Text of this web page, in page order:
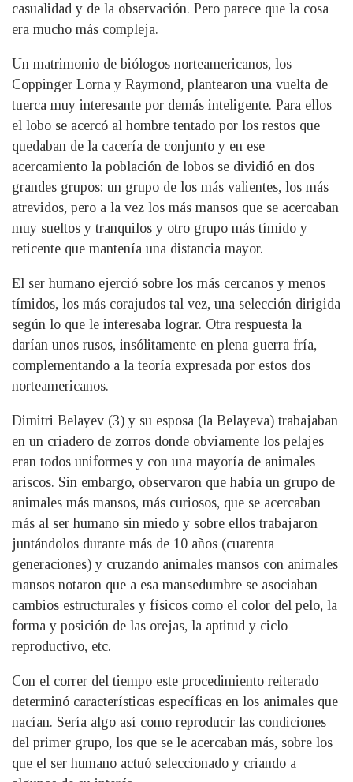
casualidad y de la observación. Pero parece que la cosa
era mucho más compleja.
Un matrimonio de biólogos norteamericanos, los
Coppinger Lorna y Raymond, plantearon una vuelta de
tuerca muy interesante por demás inteligente. Para ellos
el lobo se acercó al hombre tentado por los restos que
quedaban de la cacería de conjunto y en ese
acercamiento la población de lobos se dividió en dos
grandes grupos: un grupo de los más valientes, los más
atrevidos, pero a la vez los más mansos que se acercaban
muy sueltos y tranquilos y otro grupo más tímido y
reticente que mantenía una distancia mayor.
El ser humano ejerció sobre los más cercanos y menos
tímidos, los más corajudos tal vez, una selección dirigida
según lo que le interesaba lograr. Otra respuesta la
darían unos rusos, insólitamente en plena guerra fría,
complementando a la teoría expresada por estos dos
norteamericanos.
Dimitri Belayev (3) y su esposa (la Belayeva) trabajaban
en un criadero de zorros donde obviamente los pelajes
eran todos uniformes y con una mayoría de animales
ariscos. Sin embargo, observaron que había un grupo de
animales más mansos, más curiosos, que se acercaban
más al ser humano sin miedo y sobre ellos trabajaron
juntándolos durante más de 10 años (cuarenta
generaciones) y cruzando animales mansos con animales
mansos notaron que a esa mansedumbre se asociaban
cambios estructurales y físicos como el color del pelo, la
forma y posición de las orejas, la aptitud y ciclo
reproductivo, etc.
Con el correr del tiempo este procedimiento reiterado
determinó características específicas en los animales que
nacían. Sería algo así como reproducir las condiciones
del primer grupo, los que se le acercaban más, sobre los
que el ser humano actuó seleccionado y criando a